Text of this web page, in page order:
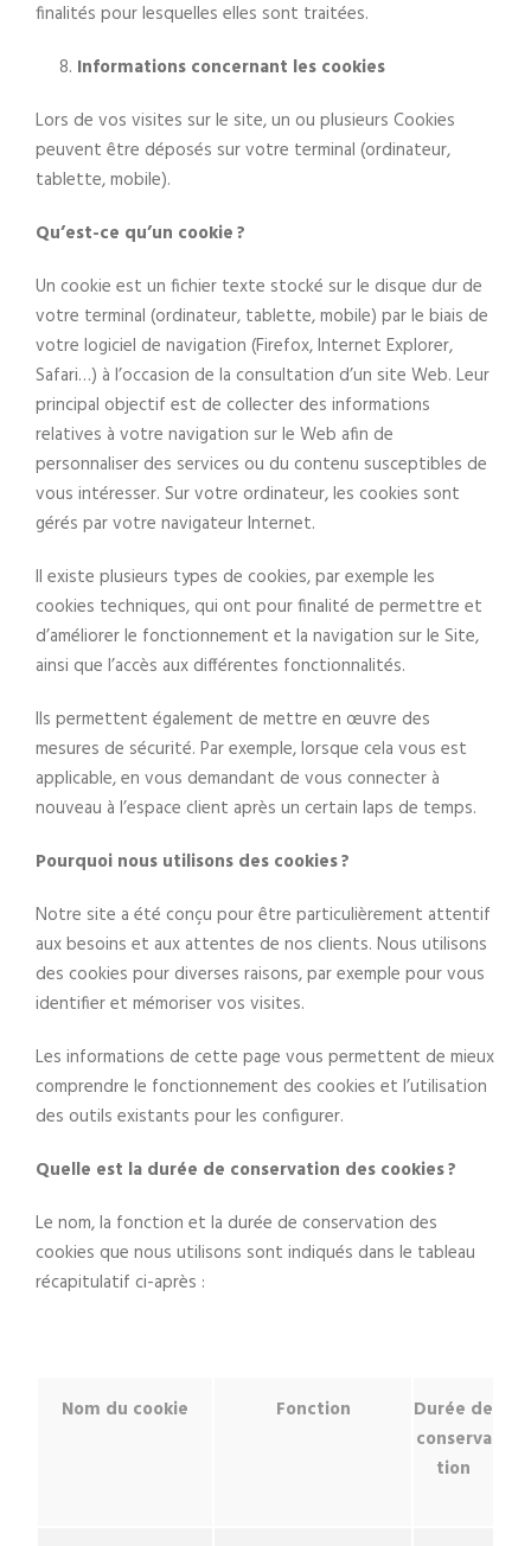
finalités pour lesquelles elles sont traitées.
Informations concernant les cookies
Lors de vos visites sur le site, un ou plusieurs Cookies
peuvent être déposés sur votre terminal (ordinateur,
tablette, mobile).
Qu’est-ce qu’un cookie ?
Un cookie est un fichier texte stocké sur le disque dur de
votre terminal (ordinateur, tablette, mobile) par le biais de
votre logiciel de navigation (Firefox, Internet Explorer,
Safari…) à l’occasion de la consultation d’un site Web. Leur
principal objectif est de collecter des informations
relatives à votre navigation sur le Web afin de
personnaliser des services ou du contenu susceptibles de
vous intéresser. Sur votre ordinateur, les cookies sont
gérés par votre navigateur Internet.
Il existe plusieurs types de cookies, par exemple les
cookies techniques, qui ont pour finalité de permettre et
d’améliorer le fonctionnement et la navigation sur le Site,
ainsi que l’accès aux différentes fonctionnalités.
Ils permettent également de mettre en œuvre des
mesures de sécurité. Par exemple, lorsque cela vous est
applicable, en vous demandant de vous connecter à
nouveau à l’espace client après un certain laps de temps.
Pourquoi nous utilisons des cookies ?
Notre site a été conçu pour être particulièrement attentif
aux besoins et aux attentes de nos clients. Nous utilisons
des cookies pour diverses raisons, par exemple pour vous
identifier et mémoriser vos visites.
Les informations de cette page vous permettent de mieux
comprendre le fonctionnement des cookies et l’utilisation
des outils existants pour les configurer.
Quelle est la durée de conservation des cookies ?
Le nom, la fonction et la durée de conservation des
cookies que nous utilisons sont indiqués dans le tableau
récapitulatif ci-après :
Nom du cookie Fonction
Durée de
conserva
tion